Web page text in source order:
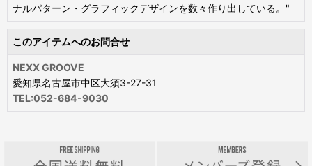
ナルパターン・グラフィックデザインを数々作り出している。"
このアイテムへのお問合せ
NEXX GROOVE
愛知県名古屋市中区大須3-27-31
TEL:052-684-9030